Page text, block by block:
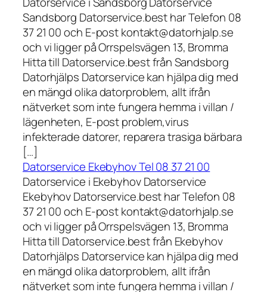
Sandsborg Datorservice.best har Telefon 08
37 21 00 och E-post kontakt@datorhjalp.se
och vi ligger på Orrspelsvägen 13, Bromma
Hitta till Datorservice.best från Sandsborg
Datorhjälps Datorservice kan hjälpa dig med
en mängd olika datorproblem, allt ifrån
nätverket som inte fungera hemma i villan /
lägenheten, E-post problem,virus
infekterade datorer, reparera trasiga bärbara
[…]
Datorservice Ekebyhov Tel 08 37 21 00
Datorservice i Ekebyhov Datorservice
Ekebyhov Datorservice.best har Telefon 08
37 21 00 och E-post kontakt@datorhjalp.se
och vi ligger på Orrspelsvägen 13, Bromma
Hitta till Datorservice.best från Ekebyhov
Datorhjälps Datorservice kan hjälpa dig med
en mängd olika datorproblem, allt ifrån
nätverket som inte fungera hemma i villan /